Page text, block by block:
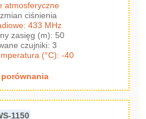
atmosferyczne
ciśnienia
433 MHz
zasięg (m): 50
czujniki: 3
(°C): -40
1150